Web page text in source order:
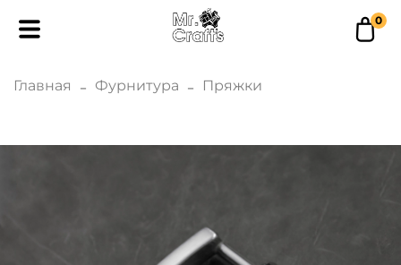
0
Главная Фурнитура Пряжки